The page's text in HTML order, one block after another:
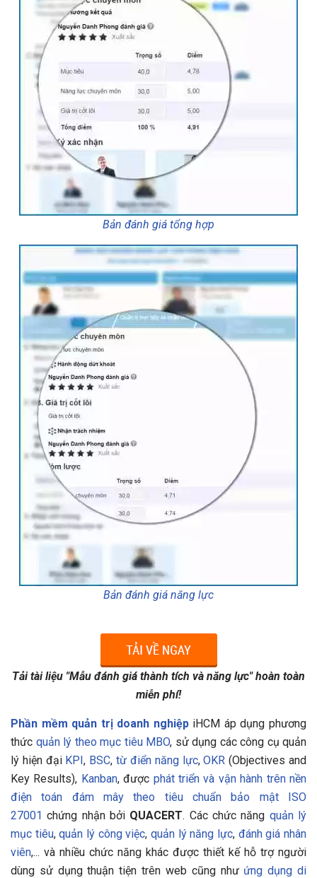
Bản đánh giá tổng hợp
Bản đánh giá năng lực
Tải tài liệu "Mẫu đánh giá thành tích và năng lực" hoàn toàn
miễn phí!
Phần mềm quản trị doanh nghiệpiHCM áp dụng phương
thức quản lý theo mục tiêu MBO, sử dụng các công cụ quản
lý hiện đại KPI, BSC,từ điển năng lực,OKR (Objectives and
Key Results), Kanban, được phát triển và vận hành trên nền
điện toán đám mây theo tiêu chuẩn bảo mật ISO
27001 chứng nhận bởi QUACERT. Các chức năng quản lý
mục tiêu,quản lý công việc,quản lý năng lực, đánh giá nhân
viên,... và nhiều chức năng khác được thiết kế hỗ trợ người
dùng sử dụng thuận tiện trên web cũng như ứng dụng di